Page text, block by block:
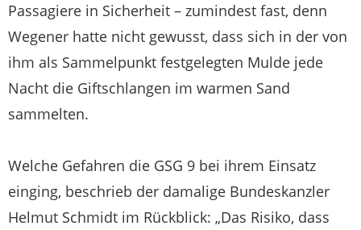
Passagiere in Sicherheit – zumindest fast, denn
Wegener hatte nicht gewusst, dass sich in der von
ihm als Sammelpunkt festgelegten Mulde jede
Nacht die Giftschlangen im warmen Sand
sammelten.
Welche Gefahren die GSG 9 bei ihrem Einsatz
einging, beschrieb der damalige Bundeskanzler
Helmut Schmidt im Rückblick: „Das Risiko, dass